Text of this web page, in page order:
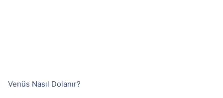
Venüs Nasıl Dolanır?